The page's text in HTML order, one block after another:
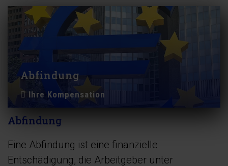
Abfindung
Ihre Kompensation
Abfindung
Eine Abfindung ist eine finanzielle
Entschädigung, die Arbeitgeber unter